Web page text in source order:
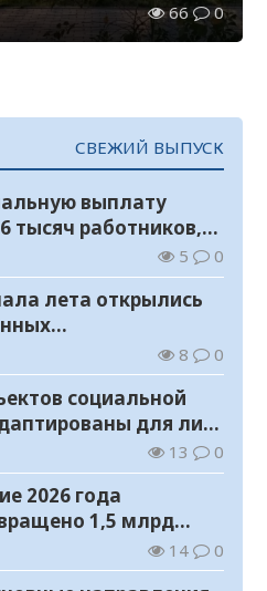
66 0
СВЕЖИЙ ВЫПУСК
выплату
тысяч работников,
условиях труда5 0
лета открылись
8 0
социальной
для лиц
13 0
2026 года
1,5 млрд
14 0